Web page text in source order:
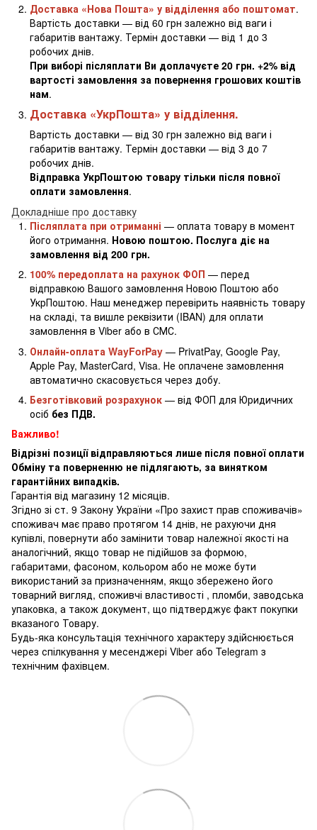
Доставка «Нова Пошта» у відділення або поштомат.
Вартість доставки — від 60 грн залежно від ваги і
габаритів вантажу. Термін доставки — від 1 до 3
робочих днів.
При виборі післяплати Ви доплачуєте 20 грн. +2% від
вартості замовлення за повернення грошових коштів
нам.
Доставка «УкрПошта» у відділення.
Вартість доставки — від 30 грн залежно від ваги і
габаритів вантажу. Термін доставки — від 3 до 7
робочих днів.
Відправка УкрПоштою товару тільки після повної
оплати замовлення.
Докладніше про доставку
Післяплата при отриманні — оплата товару в момент
його отримання. Новою поштою. Послуга діє на
замовлення від 200 грн.
100% передоплата на рахунок ФОП — перед
відправкою Вашого замовлення Новою Поштою або
УкрПоштою. Наш менеджер перевірить наявність товару
на складі, та вишле реквізити (IBAN) для оплати
замовлення в Viber або в СМС.
Онлайн-оплата WayForPay — PrivatPay, Google Pay,
Apple Pay, MasterCard, Visa. Не оплачене замовлення
автоматично скасовується через добу.
Безготівковий розрахунок — від ФОП для Юридичних
осіб без ПДВ.
Важливо!
Відрізні позиції відправляються лише після повної оплати
Обміну та поверненню не підлягають, за винятком
гарантійних випадків.
Гарантія від магазину 12 місяців.
Згідно зі ст. 9 Закону України «Про захист прав споживачів»
споживач має право протягом 14 днів, не рахуючи дня
купівлі, повернути або замінити товар належної якості на
аналогічний, якщо товар не підійшов за формою,
габаритами, фасоном, кольором або не може бути
використаний за призначенням, якщо збережено його
товарний вигляд, споживчі властивості , пломби, заводська
упаковка, а також документ, що підтверджує факт покупки
вказаного Товару.
Будь-яка консультація технічного характеру здійснюється
через спілкування у месенджері Viber або Telegram з
технічним фахівцем.